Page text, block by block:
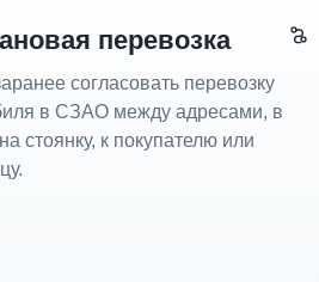
перевозка
согласовать перевозку
в СЗАО между адресами, в
стоянку, к покупателю или